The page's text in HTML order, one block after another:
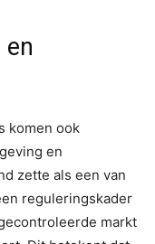
en
komen ook
en
zette als een van
reguleringskader
markt